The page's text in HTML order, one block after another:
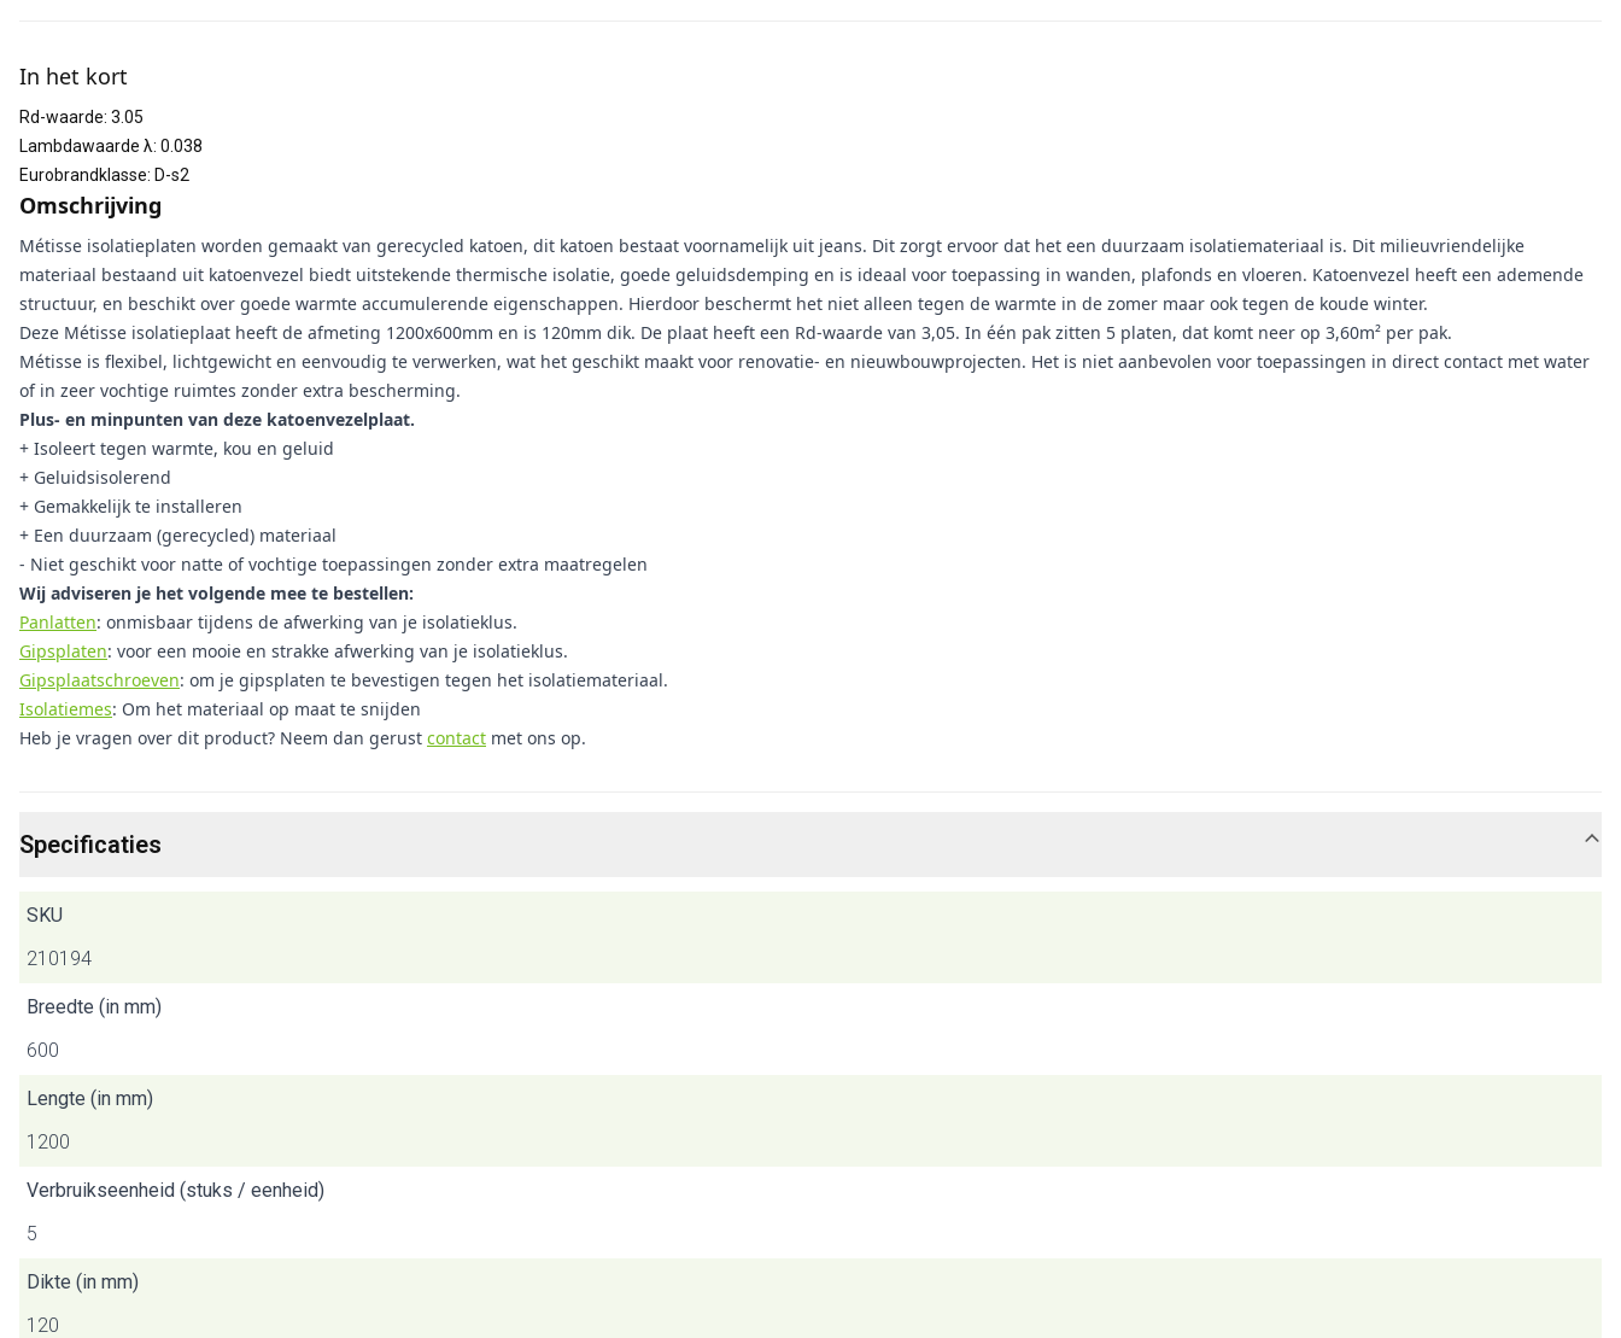
In het kort
Rd-waarde: 3.05
Lambdawaarde λ: 0.038
Eurobrandklasse: D-s2
Omschrijving
Métisse isolatieplaten worden gemaakt van gerecycled katoen, dit katoen bestaat voornamelijk uit jeans. Dit zorgt ervoor dat het een duurzaam isolatiemateriaal is. Dit milieuvriendelijke
materiaal bestaand uit katoenvezel biedt uitstekende thermische isolatie, goede geluidsdemping en is ideaal voor toepassing in wanden, plafonds en vloeren. Katoenvezel heeft een ademende
structuur, en beschikt over goede warmte accumulerende eigenschappen. Hierdoor beschermt het niet alleen tegen de warmte in de zomer maar ook tegen de koude winter.
Deze Métisse isolatieplaat heeft de afmeting 1200x600mm en is 120mm dik. De plaat heeft een Rd-waarde van 3,05. In één pak zitten 5 platen, dat komt neer op 3,60m² per pak.
Métisse is flexibel, lichtgewicht en eenvoudig te verwerken, wat het geschikt maakt voor renovatie- en nieuwbouwprojecten. Het is niet aanbevolen voor toepassingen in direct contact met water
of in zeer vochtige ruimtes zonder extra bescherming.
Plus- en minpunten van deze katoenvezelplaat.
+ Isoleert tegen warmte, kou en geluid
+ Geluidsisolerend
+ Gemakkelijk te installeren
+ Een duurzaam (gerecycled) materiaal
- Niet geschikt voor natte of vochtige toepassingen zonder extra maatregelen
Wij adviseren je het volgende mee te bestellen:
Panlatten: onmisbaar tijdens de afwerking van je isolatieklus.
Gipsplaten: voor een mooie en strakke afwerking van je isolatieklus.
Gipsplaatschroeven: om je gipsplaten te bevestigen tegen het isolatiemateriaal.
Isolatiemes: Om het materiaal op maat te snijden
Heb je vragen over dit product? Neem dan gerust contact met ons op.
Specificaties
SKU
210194
Breedte (in mm)
600
Lengte (in mm)
1200
Verbruikseenheid (stuks / eenheid)
5
Dikte (in mm)
120